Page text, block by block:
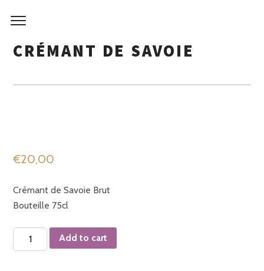
CRÉMANT DE SAVOIE
€20,00
Crémant de Savoie Brut
Bouteille 75cl
Crémant
de
Add to cart